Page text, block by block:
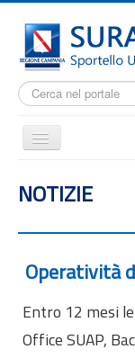
Cerca...
Cambia
Notizie
Il SURAP
Normativa
Come fare per
NOTIZIE
Operatività
Entro 12 mesi
Office SUAP,